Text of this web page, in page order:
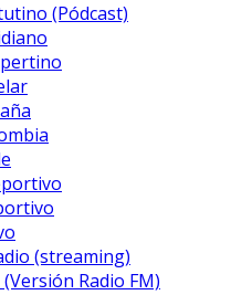
(Pódcast)
(streaming)
Radio FM)